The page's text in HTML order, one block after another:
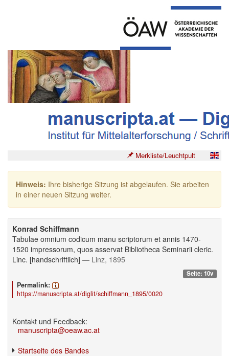
Merkliste/Leuchtpult
Hinweis: Ihre bisherige Sitzung ist abgelaufen. Sie arbeiten
in einer neuen Sitzung weiter.
Konrad Schiffmann
Tabulae omnium codicum manu scriptorum et annis 1470-
1520 impressorum, quos asservat Bibliotheca Seminarii cleric.
Linc. [handschriftlich] — Linz, 1895
Seite: 10v
Permalink:
https://manuscripta.at/diglit/schiffmann_1895/0020
Kontakt und Feedback:
manuscripta@oeaw.ac.at
Startseite des Bandes